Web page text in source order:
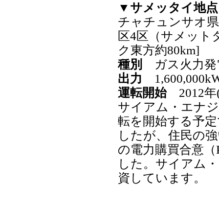
▼サメッタイ地点
チャチュンサオ
区4区（サメット
ク東方約80km]
種別
ガス火力発
出力
運転開始2012年
サイアム・エナ
転を開始する予
したが、住民の
の電力購買合意
した。サイアム
資しています。